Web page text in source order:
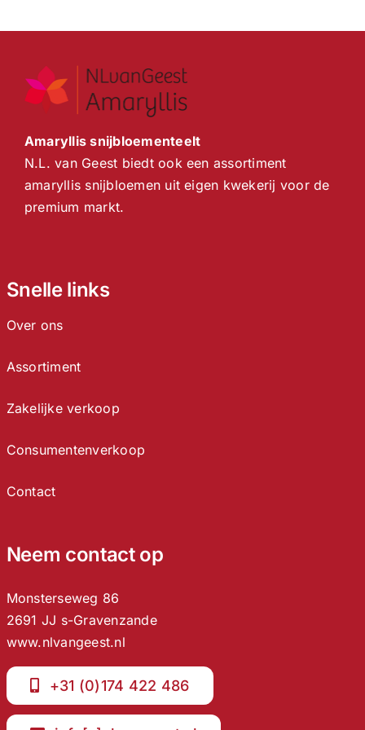
Amaryllis snijbloementeelt
N.L. van Geest biedt ook een assortiment
amaryllis snijbloemen uit eigen kwekerij voor de
premium markt.
Snelle links
Over ons
Assortiment
Zakelijke verkoop
Consumentenverkoop
Contact
Neem contact op
Monsterseweg 86
2691 JJ s-Gravenzande
www.nlvangeest.nl
+31 (0)174 422 486